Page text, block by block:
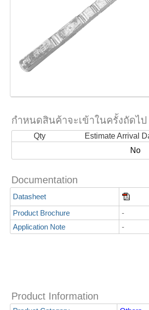
กำหนดสินค้าจะเข้าในครั้งถัดไป
Qty Estimate Arrival
No
Documentation
Datasheet
Product Brochure
-
Application Note
-
Product Information